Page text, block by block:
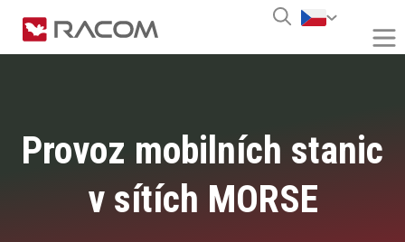
Provoz mobilních stanic
v sítích MORSE